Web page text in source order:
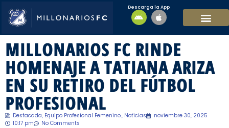
Descarga la App
MILLONARIOS FC RINDE
HOMENAJE A TATIANA ARIZA
EN SU RETIRO DEL FÚTBOL
PROFESIONAL
Destacada, Equipo Profesional Femenino., Noticias
noviembre 30, 2025
10:17 pm
No Comments